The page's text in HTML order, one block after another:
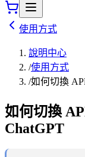
使用方式
說明中心
/使用方式
/如何切換
如何切換
ChatGPT